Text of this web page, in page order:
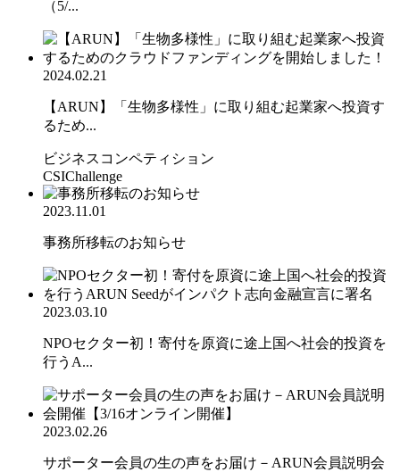
（5/...
2024.02.21
【ARUN】「生物多様性」に取り組む起業家へ投資す
るため...
ビジネスコンペティション
CSIChallenge
2023.11.01
事務所移転のお知らせ
2023.03.10
NPOセクター初！寄付を原資に途上国へ社会的投資を
行うA...
2023.02.26
サポーター会員の生の声をお届け－ARUN会員説明会